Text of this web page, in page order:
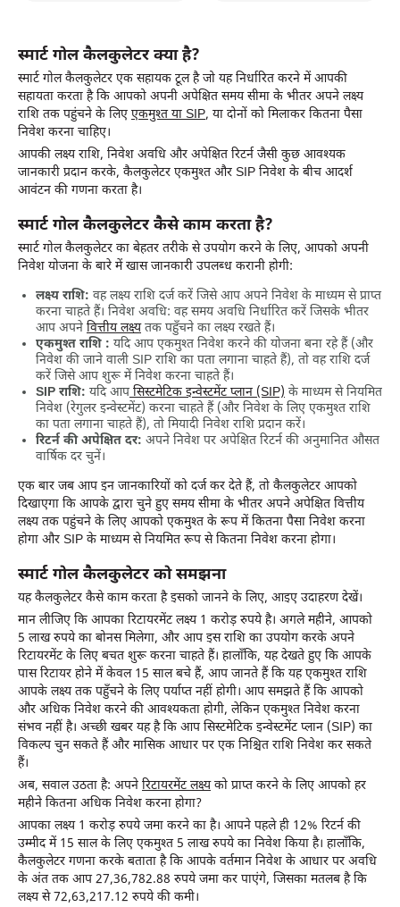
स्मार्ट गोल कैलकुलेटर क्या है?
स्मार्ट गोल कैलकुलेटर एक सहायक टूल है जो यह निर्धारित करने में आपकी
सहायता करता है कि आपको अपनी अपेक्षित समय सीमा के भीतर अपने लक्ष्य
राशि तक पहुंचने के लिए एकमुश्त या SIP, या दोनों को मिलाकर कितना पैसा
निवेश करना चाहिए।
आपकी लक्ष्य राशि, निवेश अवधि और अपेक्षित रिटर्न जैसी कुछ आवश्यक
जानकारी प्रदान करके, कैलकुलेटर एकमुश्त और SIP निवेश के बीच आदर्श
आवंटन की गणना करता है।
स्मार्ट गोल कैलकुलेटर कैसे काम करता है?
स्मार्ट गोल कैलकुलेटर का बेहतर तरीके से उपयोग करने के लिए, आपको अपनी
निवेश योजना के बारे में खास जानकारी उपलब्‍ध करानी होगी:
लक्ष्य राशि: वह लक्ष्य राशि दर्ज करें जिसे आप अपने निवेश के माध्यम से प्राप्त
करना चाहते हैं। निवेश अवधि: वह समय अवधि निर्धारित करें जिसके भीतर
आप अपने वित्तीय लक्ष्यतक पहुँचने का लक्ष्य रखते हैं।
एकमुश्त राशि : यदि आप एकमुश्त निवेश करने की योजना बना रहे हैं (और
निवेश की जाने वाली SIP राशि का पता लगाना चाहते हैं), तो वह राशि दर्ज
करें जिसे आप शुरू में निवेश करना चाहते हैं।
SIP राशि: यदि आपसिस्‍टमेटिक इन्‍वेस्‍टमेंट प्‍लान (SIP) के माध्यम से नियमित
निवेश (रेगुलर इन्‍वेस्‍टमेंट) करना चाहते हैं (और निवेश के लिए एकमुश्त राशि
का पता लगाना चाहते हैं), तो मियादी निवेश राशि प्रदान करें।
रिटर्न की अपेक्षित दर: अपने निवेश पर अपेक्षित रिटर्न की अनुमानित औसत
वार्षिक दर चुनें।
एक बार जब आप इन जानकारियों को दर्ज कर देते हैं, तो कैलकुलेटर आपको
दिखाएगा कि आपके द्वारा चुने हुए समय सीमा के भीतर अपने अपेक्षित वित्तीय
लक्ष्य तक पहुंचने के लिए आपको एकमुश्त के रूप में कितना पैसा निवेश करना
होगा और SIP के माध्यम से नियमित रूप से कितना निवेश करना होगा।
स्मार्ट गोल कैलकुलेटर को समझना
यह कैलकुलेटर कैसे काम करता है इसको जानने के लिए, आइए उदाहरण देखें।
मान लीजिए कि आपका रिटायरमेंट लक्ष्य 1 करोड़ रुपये है। अगले महीने, आपको
5 लाख रुपये का बोनस मिलेगा, और आप इस राशि का उपयोग करके अपने
रिटायरमेंट के लिए बचत शुरू करना चाहते हैं। हालाँकि, यह देखते हुए कि आपके
पास रिटायर होने में केवल 15 साल बचे हैं, आप जानते हैं कि यह एकमुश्त राशि
आपके लक्ष्य तक पहुँचने के लिए पर्याप्त नहीं होगी। आप समझते हैं कि आपको
और अधिक निवेश करने की आवश्यकता होगी, लेकिन एकमुश्त निवेश करना
संभव नहीं है। अच्छी खबर यह है कि आप सिस्‍टमेटिक इन्‍वेस्‍टमेंट प्‍लान (SIP) का
विकल्प चुन सकते हैं और मासिक आधार पर एक निश्चित राशि निवेश कर सकते
हैं।
अब, सवाल उठता है: अपने रिटायरमेंट लक्ष्यको प्राप्त करने के लिए आपको हर
महीने कितना अधिक निवेश करना होगा?
आपका लक्ष्य 1 करोड़ रुपये जमा करने का है। आपने पहले ही 12% रिटर्न की
उम्मीद में 15 साल के लिए एकमुश्त 5 लाख रुपये का निवेश किया है। हालाँकि,
कैलकुलेटर गणना करके बताता है कि आपके वर्तमान निवेश के आधार पर अवधि
के अंत तक आप 27,36,782.88 रुपये जमा कर पाएंगे, जिसका मतलब है कि
लक्ष्‍य से 72,63,217.12 रुपये की कमी।